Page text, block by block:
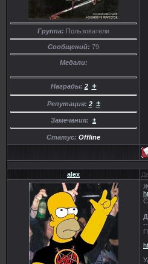
Группа: Пользователи
Сообщений: 79
Медали:
Награды: 2 +
Репутация: 2 ±
Замечания: ±
Статус: Offline
alex